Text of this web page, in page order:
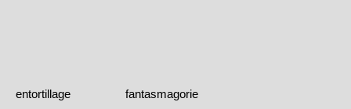
entortillage
fantasmagorie